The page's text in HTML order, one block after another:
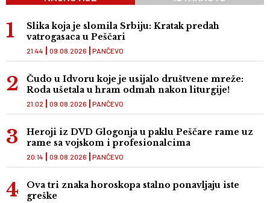
Slika koja je slomila Srbiju: Kratak predah
vatrogasaca u Peščari
PANČEVO
21:44 09.08.2026
Čudo u Idvoru koje je usijalo društvene mreže:
Roda ušetala u hram odmah nakon liturgije!
PANČEVO
21:02 09.08.2026
Heroji iz DVD Glogonja u paklu Peščare rame uz
rame sa vojskom i profesionalcima
PANČEVO
20:14 09.08.2026
Ova tri znaka horoskopa stalno ponavljaju iste
greške